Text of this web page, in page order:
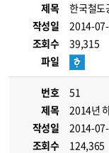
제목
한국철도
작성일
2014-
조회수
39,315
파일
번호
51
제목
2014년
작성일
2014-
조회수
124,365